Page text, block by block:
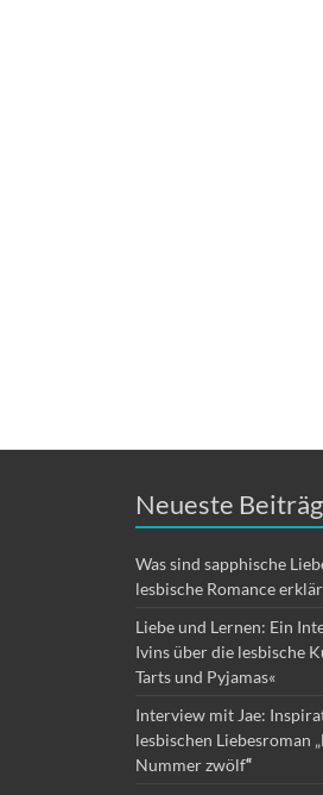
Neueste
Was sind sapphische
lesbische Romance
Liebe und Lernen: Ein
Ivins über die lesbische
Tarts und Pyjamas«
Interview mit Jae:
lesbischen Liebesroman
Nummer zwölf“